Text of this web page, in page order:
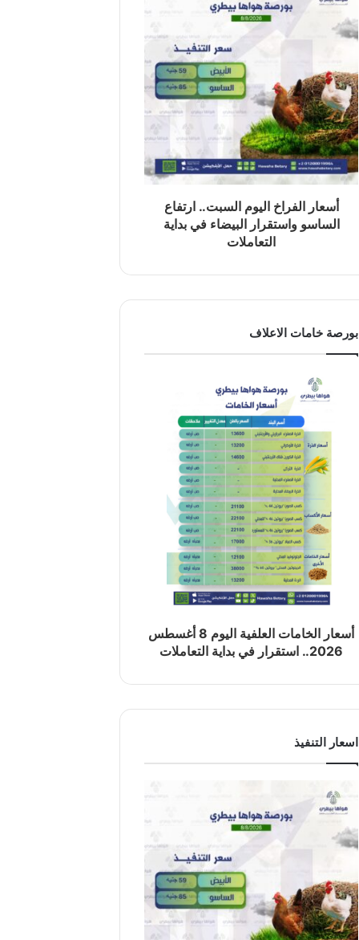
أسعار الفراخ اليوم السبت.. ارتفاع
الساسو واستقرار البيضاء في بداية
التعاملات
بورصة خامات الاعلاف
أسعار الخامات العلفية اليوم 8 أغسطس
2026.. استقرار في بداية التعاملات
اسعار التنفيذ